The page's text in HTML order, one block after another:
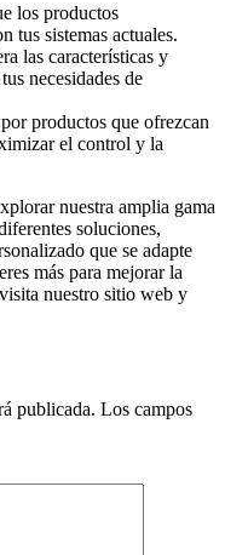
los productos
tus sistemas actuales.
las características y
necesidades de
productos que ofrezcan
el control y la
nuestra amplia gama
soluciones,
que se adapte
más para mejorar la
nuestro sitio web y
publicada. Los campos